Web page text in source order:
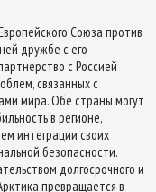
Союза против
дружбе с его
с Россией
связанных с
мира. Обе страны могут
в регионе,
интеграции своих
безопасности.
долгосрочного и
превращается в